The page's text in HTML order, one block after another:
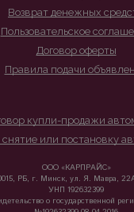
Возврат денежных
Пользовательское
Договор оферты
Правила подачи
купли-продажи
или постановку
ООО «КАРПРАЙС»
РБ, г. Минск, ул. Я. Мавра,
УНП 192632399
о государственной